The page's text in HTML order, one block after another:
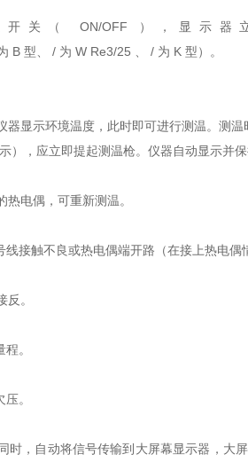
关（ ON/OFF ），显示
B 型、 / 为 W Re3/25 、 / 为 K 型）。
器显示环境温度，此时即可进行测温。测
），应立即提起测温枪。仪器自动显示并
热电偶，可重新测温。
线接触不良或热电偶端开路（在接上热电偶
反。
程。
压。
时，自动将信号传输到大屏幕显示器，大